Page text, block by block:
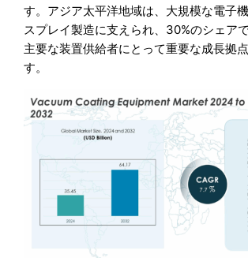
す。アジア太平洋地域は、大規模な電子
スプレイ製造に支えられ、30%のシェア
主要な装置供給者にとって重要な成長拠
す。